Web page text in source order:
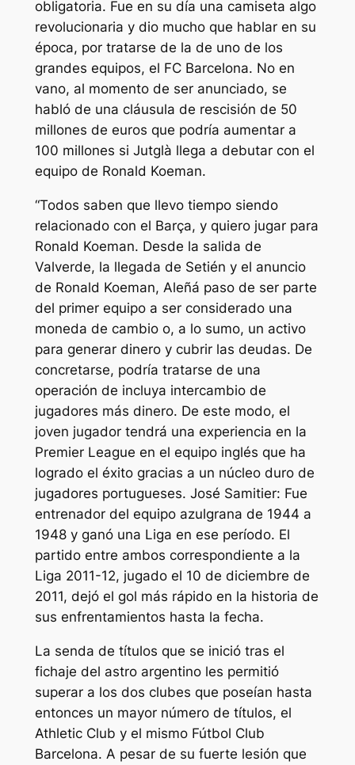
obligatoria. Fue en su día una camiseta algo
revolucionaria y dio mucho que hablar en su
época, por tratarse de la de uno de los
grandes equipos, el FC Barcelona. No en
vano, al momento de ser anunciado, se
habló de una cláusula de rescisión de 50
millones de euros que podría aumentar a
100 millones si Jutglà llega a debutar con el
equipo de Ronald Koeman.
“Todos saben que llevo tiempo siendo
relacionado con el Barça, y quiero jugar para
Ronald Koeman. Desde la salida de
Valverde, la llegada de Setién y el anuncio
de Ronald Koeman, Aleñá paso de ser parte
del primer equipo a ser considerado una
moneda de cambio o, a lo sumo, un activo
para generar dinero y cubrir las deudas. De
concretarse, podría tratarse de una
operación de incluya intercambio de
jugadores más dinero. De este modo, el
joven jugador tendrá una experiencia en la
Premier League en el equipo inglés que ha
logrado el éxito gracias a un núcleo duro de
jugadores portugueses. José Samitier: Fue
entrenador del equipo azulgrana de 1944 a
1948 y ganó una Liga en ese período. El
partido entre ambos correspondiente a la
Liga 2011-12, jugado el 10 de diciembre de
2011, dejó el gol más rápido en la historia de
sus enfrentamientos hasta la fecha.
La senda de títulos que se inició tras el
fichaje del astro argentino les permitió
superar a los dos clubes que poseían hasta
entonces un mayor número de títulos, el
Athletic Club y el mismo Fútbol Club
Barcelona. A pesar de su fuerte lesión que